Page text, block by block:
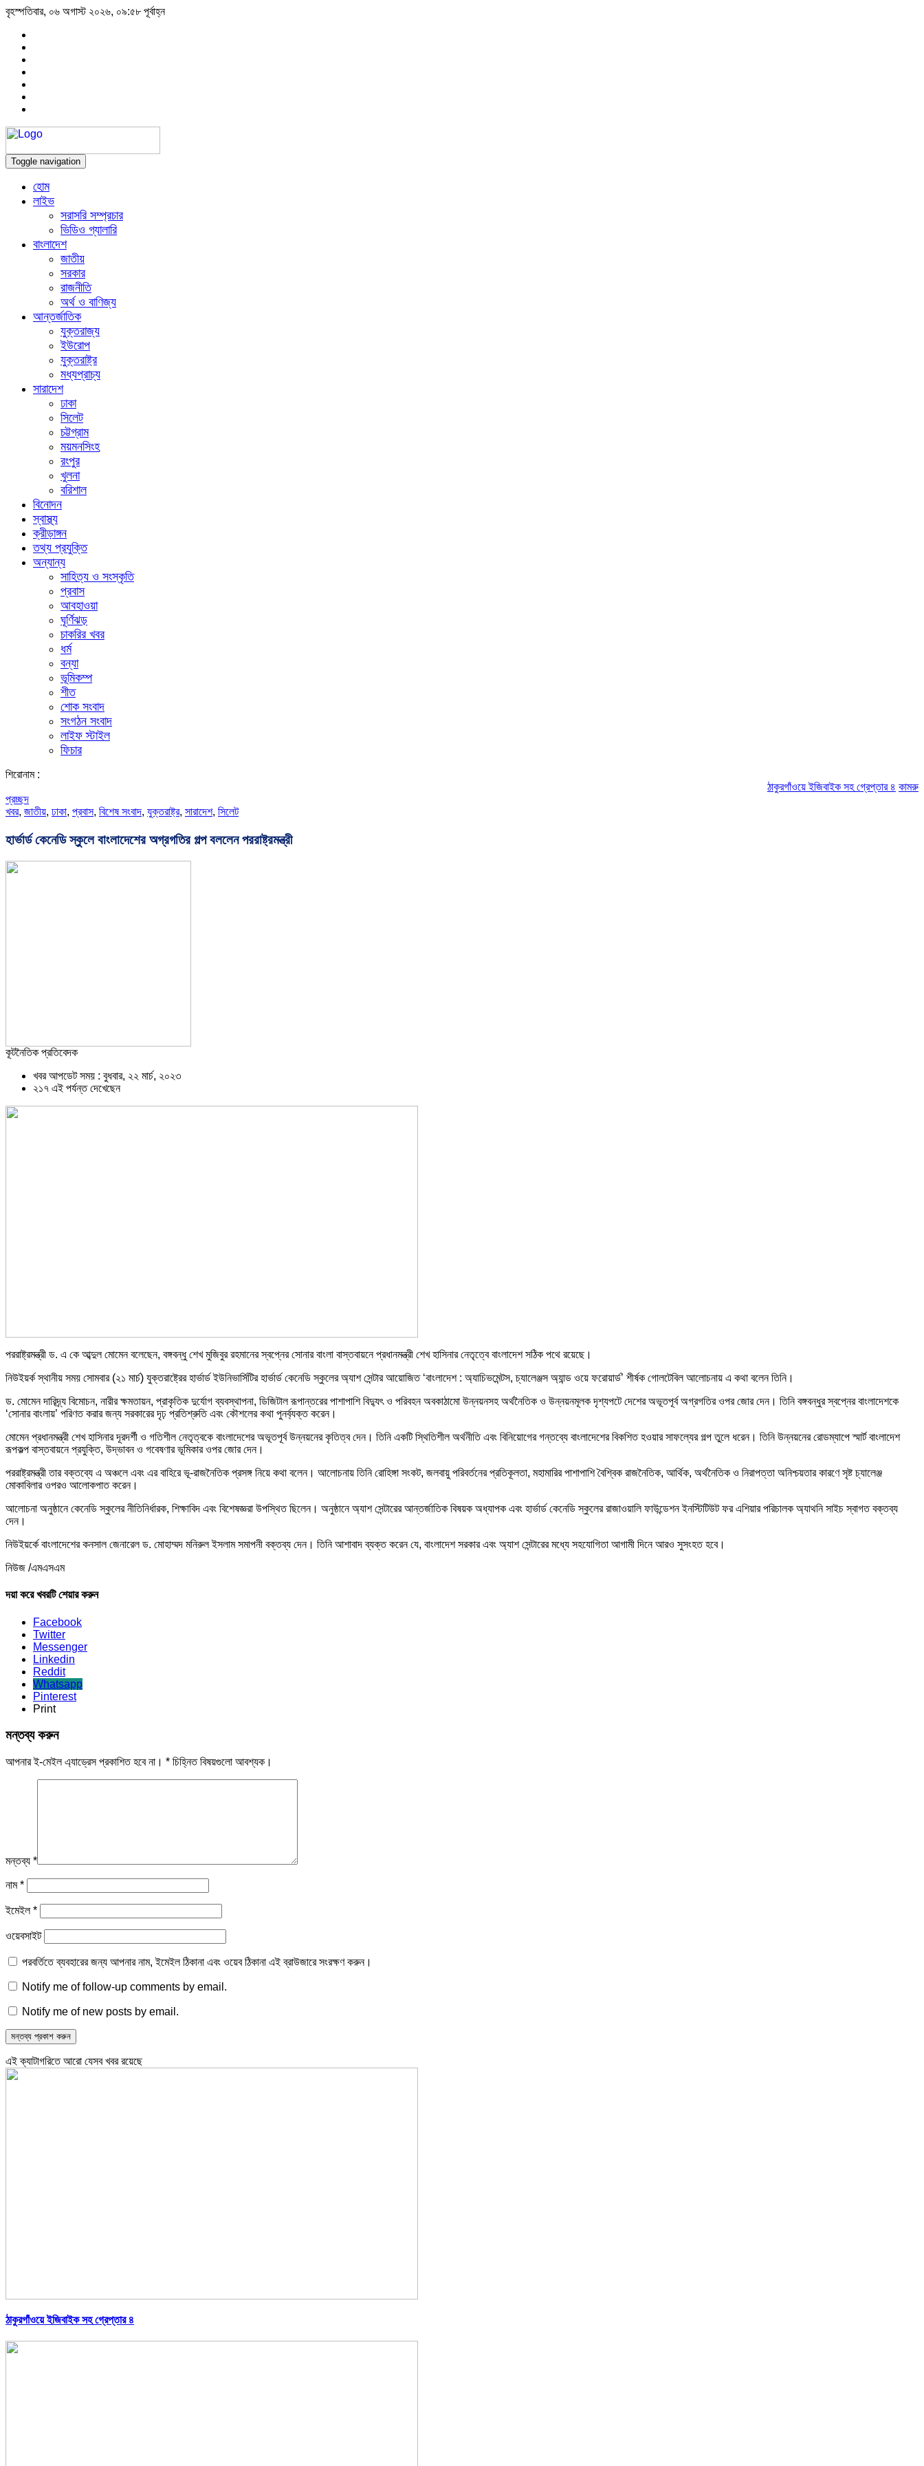
বৃহস্পতিবার, ০৬ অগাস্ট ২০২৬, ০৯:৫৮ পূর্বাহ্ন
Toggle navigation
হোম
লাইভ
সরাসরি সম্প্রচার
ভিডিও গ্যালারি
বাংলাদেশ
জাতীয়
সরকার
রাজনীতি
অর্থ ও বাণিজ্য
আন্তর্জাতিক
যুক্তরাজ্য
ইউরোপ
যুক্তরাষ্ট্র
মধ্যপ্রাচ্য
সারাদেশ
ঢাকা
সিলেট
চট্টগ্রাম
ময়মনসিংহ
রংপুর
খুলনা
বরিশাল
বিনোদন
স্বাস্থ্য
ক্রীড়াঙ্গন
তথ্য প্রযুক্তি
অন্যান্য
সাহিত্য ও সংস্কৃতি
প্রবাস
আবহাওয়া
ঘূর্ণিঝড়
চাকরির খবর
ধর্ম
বন্যা
ভূমিকম্প
শীত
শোক সংবাদ
সংগঠন সংবাদ
লাইফ স্টাইল
ফিচার
শিরোনাম :
ঠাকুরগাঁওয়ে ইজিবাইক সহ গ্রেপ্তার ৪ কামরুল-জসিম
প্রচ্ছদ
খবর, জাতীয়, ঢাকা, প্রবাস, বিশেষ সংবাদ, যুক্তরাষ্ট্র, সারাদেশ, সিলেট
হার্ভার্ড কেনেডি স্কুলে বাংলাদেশের অগ্রগতির গল্প বললেন পররাষ্ট্রমন্ত্রী
কূটনৈতিক প্রতিবেদক
খবর আপডেট সময় : বুধবার, ২২ মার্চ, ২০২৩
২১৭ এই পর্যন্ত দেখেছেন
পররাষ্ট্রমন্ত্রী ড. এ কে আব্দুল মোমেন বলেছেন, বঙ্গবন্ধু শেখ মুজিবুর রহমানের স্বপ্নের সোনার বাংলা বাস্তবায়নে প্রধানমন্ত্রী শেখ হাসিনার নেতৃত্বে বাংলাদেশ সঠিক পথে রয়েছে।
নিউইয়র্ক স্থানীয় সময় সোমবার (২১ মার্চ) যুক্তরাষ্ট্রের হার্ভার্ড ইউনিভার্সিটির হার্ভার্ড কেনেডি স্কুলের অ্যাশ সেন্টার আয়োজিত ‘বাংলাদেশ : অ্যাচিভমেন্টস, চ্যালেঞ্জস অ্যান্ড ওয়ে ফরোয়ার্ড’ শীর্ষক গোলটেবিল আলোচনায় এ কথা বলেন তিনি।
ড. মোমেন দারিদ্র্য বিমোচন, নারীর ক্ষমতায়ন, প্রাকৃতিক দুর্যোগ ব্যবস্থাপনা, ডিজিটাল রূপান্তরের পাশাপাশি বিদ্যুৎ ও পরিবহন অবকাঠামো উন্নয়নসহ অর্থনৈতিক ও উন্নয়নমূলক দৃশ্যপটে দেশের অভূতপূর্ব অগ্রগতির ওপর জোর দেন। তিনি বঙ্গবন্ধুর স্বপ্নের বাংলাদেশকে
‘সোনার বাংলায়’ পরিণত করার জন্য সরকারের দৃঢ় প্রতিশ্রুতি এবং কৌশলের কথা পুনর্ব্যক্ত করেন।
মোমেন প্রধানমন্ত্রী শেখ হাসিনার দূরদর্শী ও গতিশীল নেতৃত্বকে বাংলাদেশের অভূতপূর্ব উন্নয়নের কৃতিত্ব দেন। তিনি একটি স্থিতিশীল অর্থনীতি এবং বিনিয়োগের গন্তব্যে বাংলাদেশের বিকশিত হওয়ার সাফল্যের গল্প তুলে ধরেন। তিনি উন্নয়নের রোডম্যাপে স্মার্ট বাংলাদেশ
রূপকল্প বাস্তবায়নে প্রযুক্তি, উদ্ভাবন ও গবেষণার ভূমিকার ওপর জোর দেন।
পররাষ্ট্রমন্ত্রী তার বক্তব্যে এ অঞ্চলে এবং এর বাহিরে ভূ-রাজনৈতিক প্রসঙ্গ নিয়ে কথা বলেন। আলোচনায় তিনি রোহিঙ্গা সংকট, জলবায়ু পরিবর্তনের প্রতিকূলতা, মহামারির পাশাপাশি বৈশ্বিক রাজনৈতিক, আর্থিক, অর্থনৈতিক ও নিরাপত্তা অনিশ্চয়তার কারণে সৃষ্ট চ্যালেঞ্জ
মোকাবিলার ওপরও আলোকপাত করেন।
আলোচনা অনুষ্ঠানে কেনেডি স্কুলের নীতিনির্ধারক, শিক্ষাবিদ এবং বিশেষজ্ঞরা উপস্থিত ছিলেন। অনুষ্ঠানে অ্যাশ সেন্টারের আন্তর্জাতিক বিষয়ক অধ্যাপক এবং হার্ভার্ড কেনেডি স্কুলের রাজাওয়ালি ফাউন্ডেশন ইনস্টিটিউট ফর এশিয়ার পরিচালক অ্যাথনি সাইচ স্বাগত বক্তব্য
দেন।
নিউইয়র্কে বাংলাদেশের কনসাল জেনারেল ড. মোহাম্মদ মনিরুল ইসলাম সমাপনী বক্তব্য দেন। তিনি আশাবাদ ব্যক্ত করেন যে, বাংলাদেশ সরকার এবং অ্যাশ সেন্টারের মধ্যে সহযোগিতা আগামী দিনে আরও সুসংহত হবে।
নিউজ /এমএসএম
দয়া করে খবরটি শেয়ার করুন
Facebook
Twitter
Messenger
Linkedin
Reddit
Whatsapp
Pinterest
Print
মন্তব্য করুন
আপনার ই-মেইল এ্যাড্রেস প্রকাশিত হবে না। * চিহ্নিত বিষয়গুলো আবশ্যক।
মন্তব্য *
নাম*
ইমেইল*
ওয়েবসাইট
পরবর্তিতে ব্যবহারের জন্য আপনার নাম, ইমেইল ঠিকানা এবং ওয়েব ঠিকানা এই ব্রাউজারে সংরক্ষণ করুন।
Notify me of follow-up comments by email.
Notify me of new posts by email.
এই ক্যাটাগরিতে আরো যেসব খবর রয়েছে
ঠাকুরগাঁওয়ে ইজিবাইক সহ গ্রেপ্তার ৪